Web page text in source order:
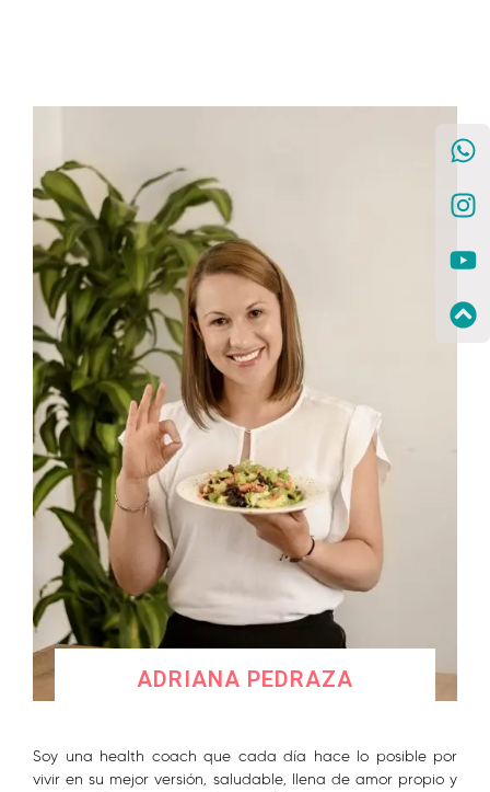
ADRIANA PEDRAZA
Soy una health coach que cada día hace lo posible por
vivir en su mejor versión, saludable, llena de amor propio y